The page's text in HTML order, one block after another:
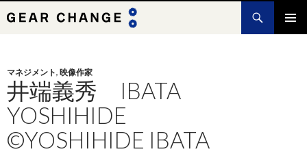
検
索
ン
ツ
へ
ス
キ
ッ
マネジメント, 映像作家
井端義秀 IBATA
YOSHIHIDE
©YOSHIHIDE IBATA